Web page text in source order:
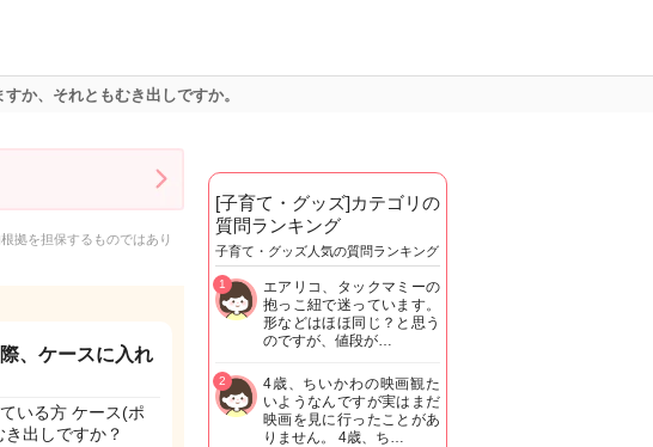
か、それともむき出しですか。
拠を担保するものではあり
、ケースに入れ
いる方 ケース(ポ
出しですか？
[子育て・グッズ]カテゴリの
質問ランキング
子育て・グッズ人気の質問ランキング
エアリコ、タックマミーの
抱っこ紐で迷っています。
形などはほほ同じ？と思う
のですが、値段が…
1
4歳、ちいかわの映画観た
いようなんですが実はまだ
映画を見に行ったことがあ
りません。 4歳、ち…
2